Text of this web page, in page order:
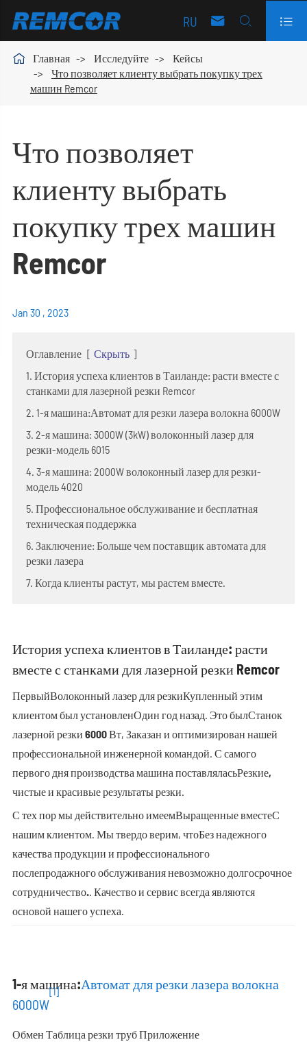
RU   
 Главная Исследуйте
Кейсы
Что позволяет клиенту выбрать покупку трех
машин Remcor
Что позволяет
клиенту выбрать
покупку трех машин
Remcor
Jan 30 , 2023
Оглавление [ Скрыть ]
1. История успеха клиентов в Таиланде: расти вместе с
станками для лазерной резки Remcor
2. 1-я машина:Автомат для резки лазера волокна 6000W
3. 2-я машина: 3000W (3kW) волоконный лазер для
резки-модель 6015
4. 3-я машина: 2000W волоконный лазер для резки-
модель 4020
5. Профессиональное обслуживание и бесплатная
техническая поддержка
6. Заключение: Больше чем поставщик автомата для
резки лазера
7. Когда клиенты растут, мы растем вместе.
История успеха клиентов в Таиланде: расти
вместе с станками для лазерной резки Remcor
ПервыйВолоконный лазер для резкиКупленный этим
клиентом был установленОдин год назад. Это былСтанок
лазерной резки 6000 Вт, Заказан и оптимизирован нашей
профессиональной инженерной командой. С самого
первого дня производства машина поставляласьРезкие,
чистые и красивые результаты резки.
С тех пор мы действительно имеемВыращенные вместеС
нашим клиентом. Мы твердо верим, чтоБез надежного
качества продукции и профессионального
послепродажного обслуживания невозможно долгосрочное
сотрудничество.. Качество и сервис всегда являются
основой нашего успеха.
1-я машина:Автомат для резки лазера волокна
6000W
[1]
Обмен Таблица резки труб Приложение